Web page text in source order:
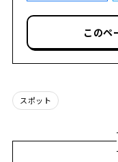
このペ
スポット